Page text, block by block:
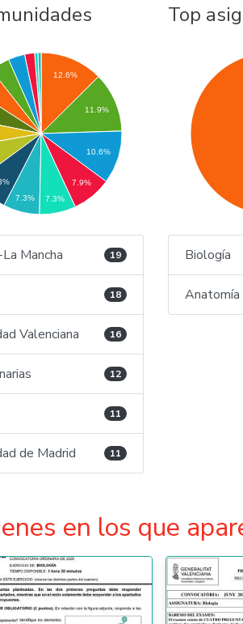
12.6%
11.9%
10.6%
7.9%
7.3%
7.3%
Mancha 19
18
Valenciana 16
12
11
de Madrid 11
Top
Biología
Anatomía
en los que